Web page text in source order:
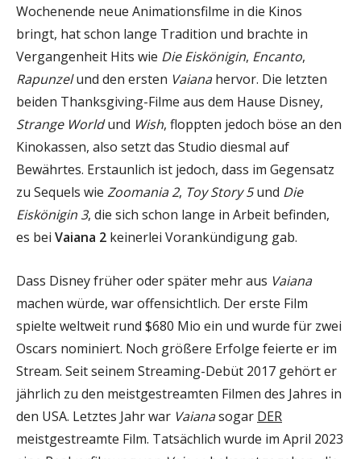
Wochenende neue Animationsfilme in die Kinos
bringt, hat schon lange Tradition und brachte in
Vergangenheit Hits wie Die Eiskönigin, Encanto,
Rapunzelund den ersten Vaianahervor. Die letzten
beiden Thanksgiving-Filme aus dem Hause Disney,
Strange Worldund Wish, floppten jedoch böse an den
Kinokassen, also setzt das Studio diesmal auf
Bewährtes. Erstaunlich ist jedoch, dass im Gegensatz
zu Sequels wie Zoomania 2, Toy Story 5und Die
Eiskönigin 3, die sich schon lange in Arbeit befinden,
es bei Vaiana 2 keinerlei Vorankündigung gab.
Dass Disney früher oder später mehr aus Vaiana
machen würde, war offensichtlich. Der erste Film
spielte weltweit rund $680 Mio ein und wurde für zwei
Oscars nominiert. Noch größere Erfolge feierte er im
Stream. Seit seinem Streaming-Debüt 2017 gehört er
jährlich zu den meistgestreamten Filmen des Jahres in
den USA. Letztes Jahr war Vaianasogar DER
meistgestreamte Film. Tatsächlich wurde im April 2023